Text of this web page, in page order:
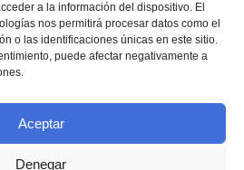
a la información del dispositivo. El
nos permitirá procesar datos como el
o las identificaciones únicas en este sitio.
puede afectar negativamente a
Aceptar
Denegar